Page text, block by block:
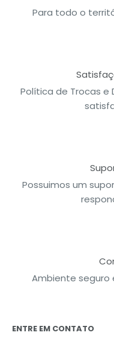
Para todo o
Política de Trocas e
Possuimos um
Ambiente
ENTRE EM CONTATO